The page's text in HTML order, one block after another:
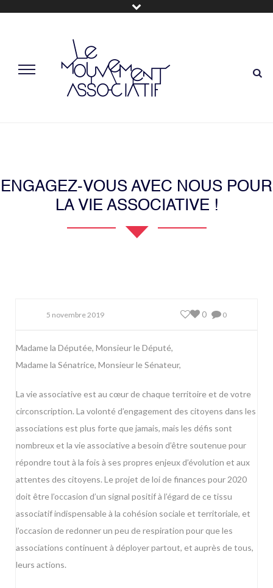
ENGAGEZ-VOUS AVEC NOUS POUR
LA VIE ASSOCIATIVE !
5 novembre 2019 0
0
Madame la Députée, Monsieur le Député,
Madame la Sénatrice, Monsieur le Sénateur,
La vie associative est au cœur de chaque territoire et de votre
circonscription. La volonté d’engagement des citoyens dans les
associations est plus forte que jamais, mais les défis sont
nombreux et la vie associative a besoin d’être soutenue pour
répondre tout à la fois à ses propres enjeux d’évolution et aux
attentes des citoyens. Le projet de loi de finances pour 2020
doit être l’occasion d’un signal positif à l’égard de ce tissu
associatif indispensable à la cohésion sociale et territoriale, et
l’occasion de redonner un peu de respiration pour que les
associations continuent à déployer partout, et auprès de tous,
leurs actions.